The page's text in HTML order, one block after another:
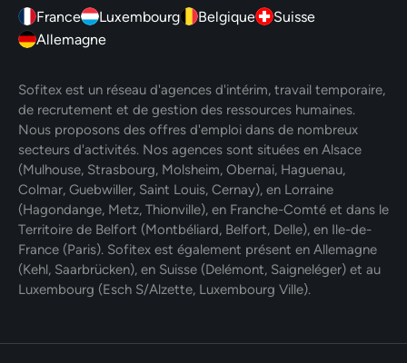
France Luxembourg Belgique
Suisse
Allemagne
Sofitex est un réseau d'agences d'intérim, travail temporaire,
de recrutement et de gestion des ressources humaines.
Nous proposons des offres d'emploi dans de nombreux
secteurs d'activités. Nos agences sont situées en Alsace
(Mulhouse, Strasbourg, Molsheim, Obernai, Haguenau,
Colmar, Guebwiller, Saint Louis, Cernay), en Lorraine
(Hagondange, Metz, Thionville), en Franche-Comté et dans le
Territoire de Belfort (Montbéliard, Belfort, Delle), en Ile-de-
France (Paris). Sofitex est également présent en Allemagne
(Kehl, Saarbrücken), en Suisse (Delémont, Saigneléger) et au
Luxembourg (Esch S/Alzette, Luxembourg Ville).